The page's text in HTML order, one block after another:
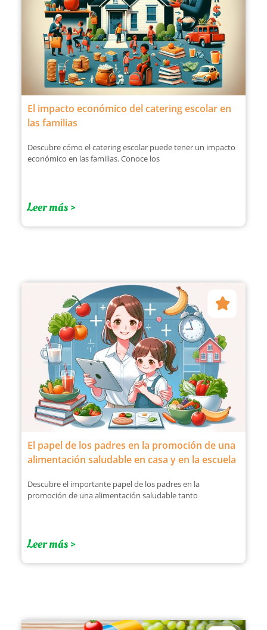
El impacto económico del catering escolar en
las familias
Descubre cómo el catering escolar puede tener un impacto
económico en las familias. Conoce los
Leer más >
El papel de los padres en la promoción de una
alimentación saludable en casa y en la escuela
Descubre el importante papel de los padres en la
promoción de una alimentación saludable tanto
Leer más >